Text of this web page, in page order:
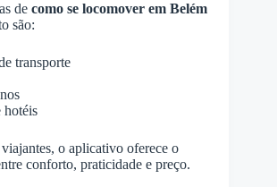
de como se locomover em Belém
são:
transporte
hotéis
o aplicativo oferece o
conforto, praticidade e preço.